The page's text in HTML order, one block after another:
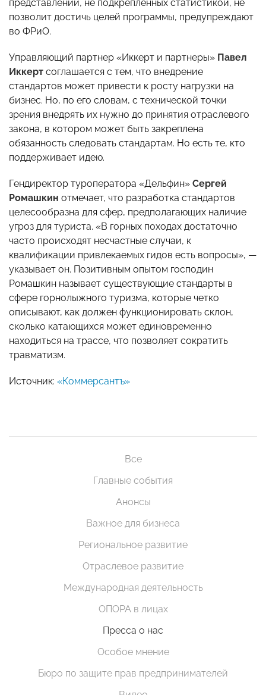
представлений, не подкрепленных статистикой, не
позволит достичь целей программы, предупреждают
во ФРиО.
Управляющий партнер «Иккерт и партнеры» Павел
Иккерт соглашается с тем, что внедрение
стандартов может привести к росту нагрузки на
бизнес. Но, по его словам, с технической точки
зрения внедрять их нужно до принятия отраслевого
закона, в котором может быть закреплена
обязанность следовать стандартам. Но есть те, кто
поддерживает идею.
Гендиректор туроператора «Дельфин» Сергей
Ромашкин отмечает, что разработка стандартов
целесообразна для сфер, предполагающих наличие
угроз для туриста. «В горных походах достаточно
часто происходят несчастные случаи, к
квалификации привлекаемых гидов есть вопросы», —
указывает он. Позитивным опытом господин
Ромашкин называет существующие стандарты в
сфере горнолыжного туризма, которые четко
описывают, как должен функционировать склон,
сколько катающихся может единовременно
находиться на трассе, что позволяет сократить
травматизм.
Источник: «Коммерсантъ»
Все
Главные события
Анонсы
Важное для бизнеса
Региональное развитие
Отраслевое развитие
Международная деятельность
ОПОРА в лицах
Пресса о нас
Особое мнение
Бюро по защите прав предпринимателей